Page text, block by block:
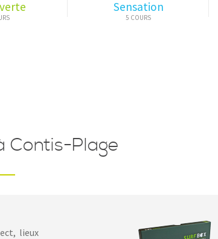
Sensation
Contis-Plage
lieux